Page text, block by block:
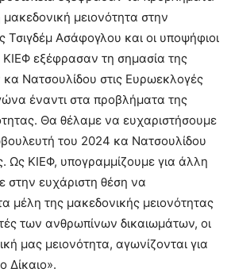
μακεδονική μειονότητα στην
Τσιγδέμ Ασάφογλου και οι υποψήφιοι
εξέφρασαν τη σημασία της
κα Νατσουλίδου στις Ευρωεκλογές
έναντι στα προβλήματα της
Θα θέλαμε να ευχαριστήσουμε
του 2024 κα Νατσουλίδου
Ως ΚΙΕΦ, υπογραμμίζουμε για άλλη
στην ευχάριστη θέση να
μέλη της μακεδονικής μειονότητας
των ανθρωπίνων δικαιωμάτων, οι
μας μειονότητα, αγωνίζονται για
Δίκαιο».